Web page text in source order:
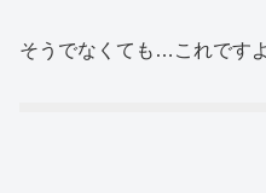
そうでなくても…これですよ